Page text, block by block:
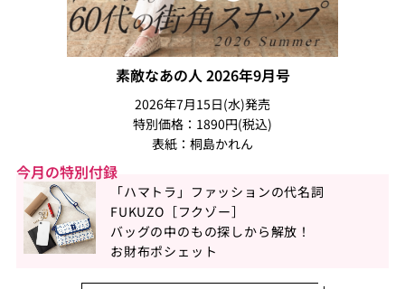
素敵なあの人 2026年9月号
2026年7月15日(水)発売
特別価格：1890円(税込)
表紙：桐島かれん
今月の特別付録
「ハマトラ」ファッションの代名詞
FUKUZO［フクゾー］
バッグの中のもの探しから解放！
お財布ポシェット